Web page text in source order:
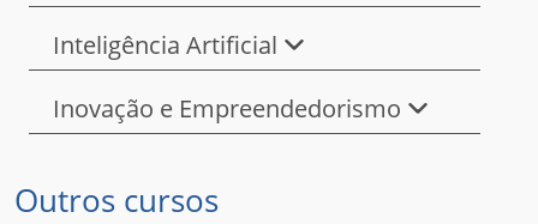
Inteligência Artificial
Inovação e Empreendedorismo
Outros cursos